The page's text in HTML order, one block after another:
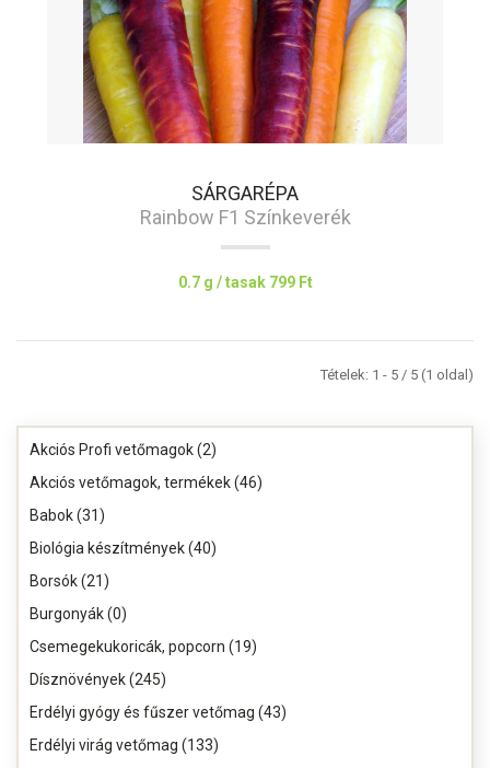
Akciós Profi vetőmagok (2)
Akciós vetőmagok, termékek (46)
Babok (31)
Biológia készítmények (40)
Borsók (21)
Burgonyák (0)
Csemegekukoricák, popcorn (19)
Dísznövények (245)
Erdélyi gyógy és fűszer vetőmag (43)
Erdélyi virág vetőmag (133)
SÁRGARÉPA
Rainbow F1 Színkeverék
0.7 g / tasak 799 Ft
Tételek: 1 - 5 / 5 (1 oldal)